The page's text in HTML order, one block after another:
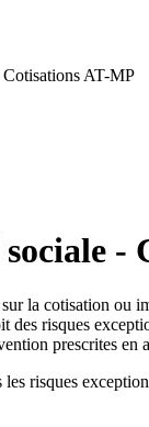
AT-MP
-
la cotisation
des risques
prescrites
risques